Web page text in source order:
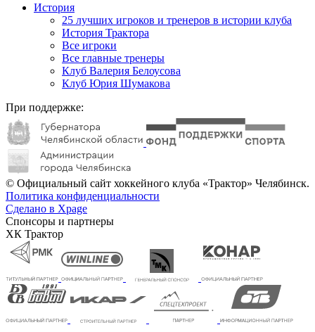
История
25 лучших игроков и тренеров в истории клуба
История Трактора
Все игроки
Все главные тренеры
Клуб Валерия Белоусова
Клуб Юрия Шумакова
При поддержке:
© Официальный сайт хоккейного клуба «Трактор» Челябинск.
Политика конфиденциальности
Сделано в Xpage
Спонсоры и партнеры
ХК Трактор